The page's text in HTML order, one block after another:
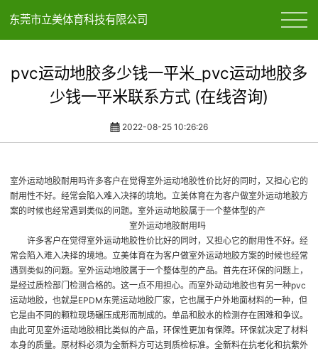
东莞市立美体育科技有限公司
pvc运动地胶多少钱一平米_pvc运动地胶多
少钱一平米联系方式 (在线咨询)
2022-08-25 10:26:26
室外运动地胶耐用吗许多客户在觉得室外运动地胶性价比好的同时，又担心它的
耐用性不好。经常会陷入难入决择的境地。立美体育在为客户做室外运动地胶方
案的时候也经常遇到类似的问题。室外运动地胶属于一个整体型的产
室外运动地胶耐用吗
许多客户在觉得室外运动地胶性价比好的同时，又担心它的耐用性不好。经
常会陷入难入决择的境地。立美体育在为客户做室外运动地胶方案的时候也经常
遇到类似的问题。室外运动地胶属于一个整体型的产品。首先在环保的问题上，
是经过质检部门检测合格的。这一点不用担心。而室外动动地胶也有另一种pvc
运动地胶，也就是EPDM东莞运动地胶厂家 ，它也属于户外地面材料的一种，但
它是由不同的颗粒现场碾压成形而制成的。单品和胶水的检测存在困难和争议。
由此可见室外运动地胶相比类似的产品，环保性更加有保障。环保就决定了材料
本身的质量。原材料必须为全新料方可达到质检标准。全新料在抗老化和抗紫外